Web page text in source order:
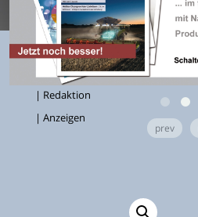
prev
| KONTAKT
| Redaktion
| Anzeigen